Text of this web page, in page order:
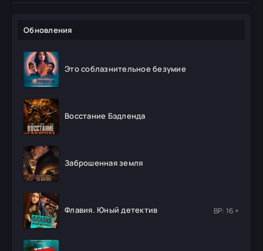
Обновления
Это соблазнительное безумие
Восстание Бэдленда
Заброшенная земля
Флавия. Юный детектив ВР: 16 +